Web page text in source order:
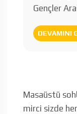
Gençler
DEVAMINI
Masaüstü
mirci sizde